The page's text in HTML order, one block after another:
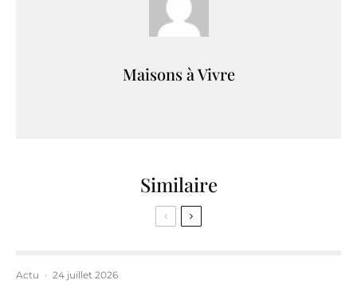
Maisons à Vivre
Similaire
Actu · 24 juillet 2026